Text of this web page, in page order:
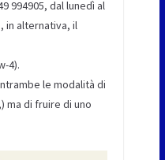
994905, dal lunedì al
in alternativa, il
4).
le modalità di
ma di fruire di uno